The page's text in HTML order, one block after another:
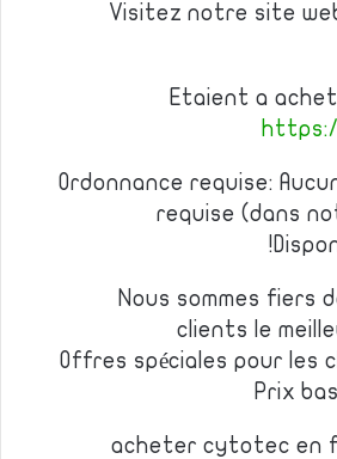
Visitez notre site
Etaient a
Ordonnance requise:
requise (dans
Nous sommes fiers
clients le
Offres spéciales pour les
Prix
acheter cytotec en